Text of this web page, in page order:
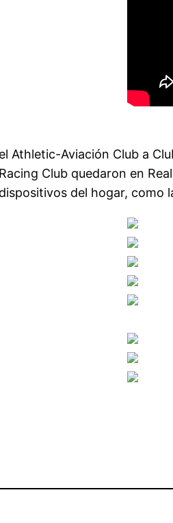
Athletic-Aviación Club a
Club quedaron en
del hogar, como